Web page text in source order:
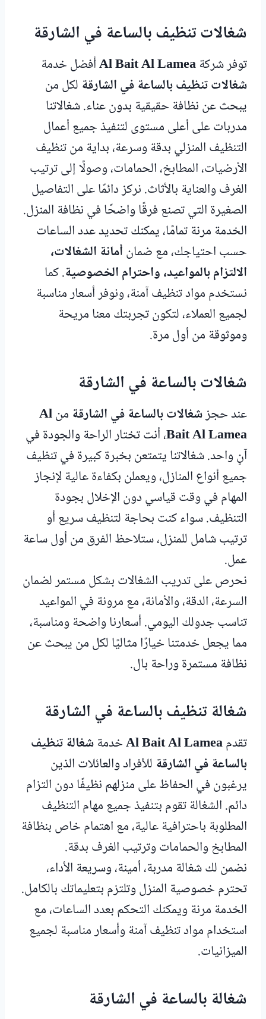
شغالات تنظيف بالساعة في الشارقة
توفر شركةAl Bait Al Lameaأفضل خدمة
شغالات تنظيف بالساعة في الشارقة لكل من
يبحث عن نظافة حقيقية بدون عناء. شغالاتنا
مدربات على أعلى مستوى لتنفيذ جميع أعمال
التنظيف المنزلي بدقة وسرعة، بداية من تنظيف
الأرضيات، المطابخ، الحمامات، وصولًا إلى ترتيب
الغرف والعناية بالأثاث. نركز دائمًا على التفاصيل
الصغيرة التي تصنع فرقًا واضحًا في نظافة المنزل.
الخدمة مرنة تمامًا، يمكنك تحديد عدد الساعات
حسب احتياجك، مع ضمانأمانة الشغالات،
الالتزام بالمواعيد، واحترام الخصوصية. كما
نستخدم مواد تنظيف آمنة، ونوفر أسعار مناسبة
لجميع العملاء، لتكون تجربتك معنا مريحة
وموثوقة من أول مرة.
شغالات بالساعة في الشارقة
عند حجزشغالات بالساعة في الشارقة منAl
Bait Al Lamea، أنت تختار الراحة والجودة في
آنٍ واحد. شغالاتنا يتمتعن بخبرة كبيرة في تنظيف
جميع أنواع المنازل، ويعملن بكفاءة عالية لإنجاز
المهام في وقت قياسي دون الإخلال بجودة
التنظيف. سواء كنت بحاجة لتنظيف سريع أو
ترتيب شامل للمنزل، ستلاحظ الفرق من أول ساعة
عمل.
نحرص على تدريب الشغالات بشكل مستمر لضمان
السرعة، الدقة، والأمانة، مع مرونة في المواعيد
تناسب جدولك اليومي. أسعارنا واضحة ومناسبة،
مما يجعل خدمتنا خيارًا مثاليًا لكل من يبحث عن
نظافة مستمرة وراحة بال.
شغالة تنظيف بالساعة في الشارقة
تقدمAl Bait Al Lameaخدمةشغالة تنظيف
بالساعة في الشارقة للأفراد والعائلات الذين
يرغبون في الحفاظ على منزلهم نظيفًا دون التزام
دائم. الشغالة تقوم بتنفيذ جميع مهام التنظيف
المطلوبة باحترافية عالية، مع اهتمام خاص بنظافة
المطابخ والحمامات وترتيب الغرف بدقة.
نضمن لك شغالة مدربة، أمينة، وسريعة الأداء،
تحترم خصوصية المنزل وتلتزم بتعليماتك بالكامل.
الخدمة مرنة ويمكنك التحكم بعدد الساعات، مع
استخدام مواد تنظيف آمنة وأسعار مناسبة لجميع
الميزانيات.
شغالة بالساعة في الشارقة